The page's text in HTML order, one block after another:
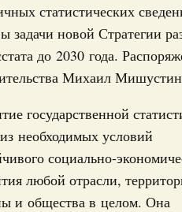
статистических
задачи новой Стратегии
до 2030 года.
Михаил
государственной
необходимых условий
социально-
любой отрасли,
и общества в целом. Она
200
объектам,
для
Сергей Кравцов и
Гуров
«Кольцо открытий»
экономический союз.